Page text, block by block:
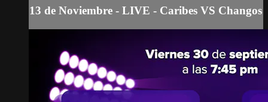
13 de Noviembre - LIVE - Caribes VS Changos